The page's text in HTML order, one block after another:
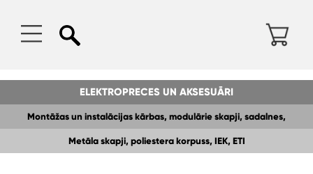
ELEKTROPRECES UN AKSESUĀRI
Montāžas un instalācijas kārbas, modulārie skapji, sadalnes,
kopnes,DIN sliedes
Metāla skapji, poliestera korpuss, IEK, ETI